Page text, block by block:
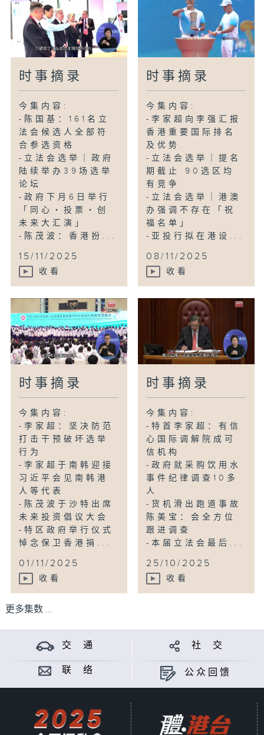
时事摘录
今集内容:
-陈国基：161名立
法会候选人全部符
合参选资格
-立法会选举｜政府
陆续举办39场选举
论坛
-政府下月6日举行
「同心・投票・创
未来大汇演」
-陈茂波：香港扮...
15/11/2025
收看
时事摘录
今集内容:
-李家超向李强汇报
香港重要国际排名
及优势
-立法会选举｜提名
期截止 90选区均
有竞争
-立法会选举｜港澳
办强调不存在「祝
福名单」
-亚投行拟在港设...
08/11/2025
收看
时事摘录
今集内容:
-李家超：坚决防范
打击干预破坏选举
行为
-李家超于南韩迎接
习近平会见南韩港
人等代表
-陈茂波于沙特出席
未来投资倡议大会
-特区政府举行仪式
悼念保卫香港捐...
01/11/2025
收看
时事摘录
今集内容:
-特首李家超：有信
心国际调解院成可
信机构
-政府就采购饮用水
事件纪律调查10多
人
-货机滑出跑道事故
陈美宝：会全方位
跟进调查
-本届立法会最后...
25/10/2025
收看
更多集数 ...
交 通 社 交
联 络 公众回馈